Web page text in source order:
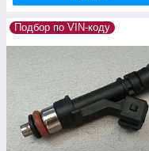
Подбор по VIN-коду